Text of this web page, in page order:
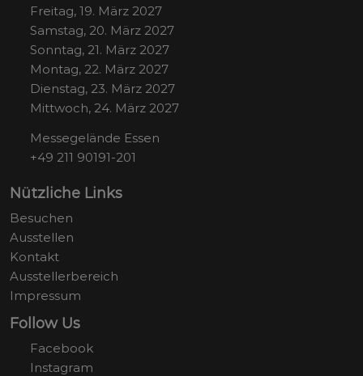
Freitag, 19. März 2027
Samstag, 20. März 2027
Sonntag, 21. März 2027
Montag, 22. März 2027
Dienstag, 23. März 2027
Mittwoch, 24. März 2027
Messegelände Essen
+49 211 90191-201
Nützliche Links
Besuchen
Ausstellen
Kontakt
Ausstellerbereich
Impressum
Follow Us
Facebook
Instagram